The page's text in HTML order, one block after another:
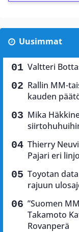
Uusimmat
Valtteri
Rallin MM-
kauden
Mika
Thierry
Pajari eri
Toyotan
rajuun
”Suomen
Takamoto
Rovanperä